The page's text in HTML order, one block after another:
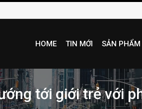
HOME TIN MỚI SẢN PHẨM
tới giới trẻ với